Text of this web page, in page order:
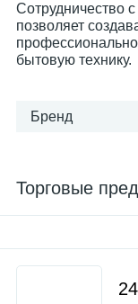
Сотрудничество
позволяет
бытовую технику.
Бренд
Торговые